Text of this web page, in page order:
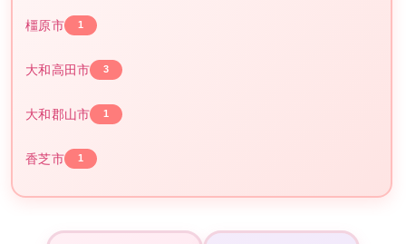
橿原市 1
大和高田市 3
大和郡山市 1
香芝市 1